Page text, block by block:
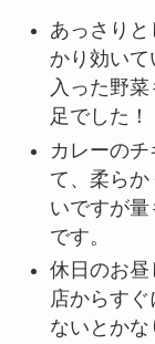
あっさり
かり効い
入った野
足でした！
カレーの
て、柔ら
いですが
です。
休日のお昼
店からす
ないとか